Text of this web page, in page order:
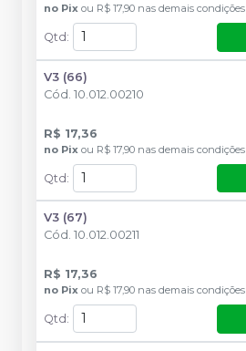
no Pix ou R$ 17,90 nas demais condições
Qtd :
V3 (66)
Cód. 10.012.00210
R$ 17,36
no Pix ou R$ 17,90 nas demais condições
Qtd:
V3 (67)
Cód. 10.012.00211
R$ 17,36
no Pix ou R$ 17,90 nas demais condições
Qtd :